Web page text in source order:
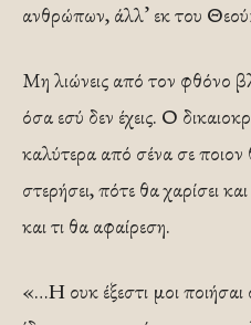
ανθρώπων, άλλ’ εκ του
Μη λιώνεις από τον φθόνο
όσα εσύ δεν έχεις. Ο
καλύτερα από σένα σε
στερήσει, πότε θα χαρίσει
και τι θα αφαίρεση.
«…Η ουκ έξεστι μοι ποιήσαι